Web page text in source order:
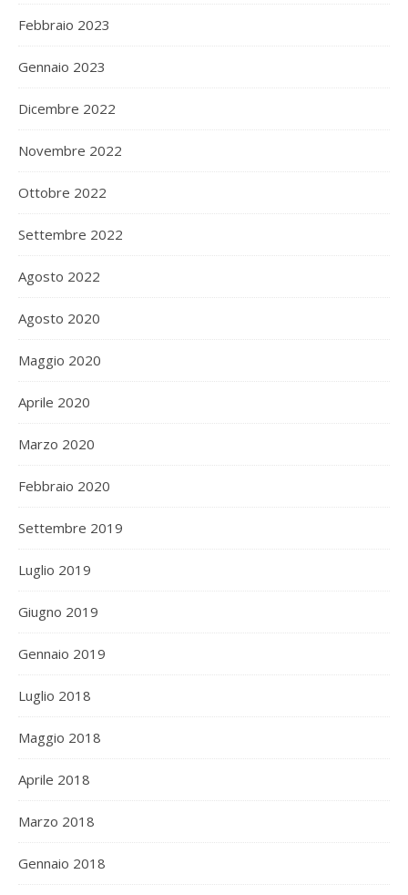
Febbraio 2023
Gennaio 2023
Dicembre 2022
Novembre 2022
Ottobre 2022
Settembre 2022
Agosto 2022
Agosto 2020
Maggio 2020
Aprile 2020
Marzo 2020
Febbraio 2020
Settembre 2019
Luglio 2019
Giugno 2019
Gennaio 2019
Luglio 2018
Maggio 2018
Aprile 2018
Marzo 2018
Gennaio 2018